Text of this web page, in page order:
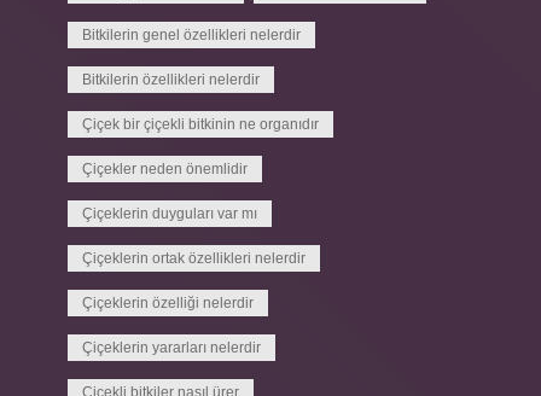
Bitkilerin genel özellikleri nelerdir
Bitkilerin özellikleri nelerdir
Çiçek bir çiçekli bitkinin ne organıdır
Çiçekler neden önemlidir
Çiçeklerin duyguları var mı
Çiçeklerin ortak özellikleri nelerdir
Çiçeklerin özelliği nelerdir
Çiçeklerin yararları nelerdir
Çiçekli bitkiler nasıl ürer